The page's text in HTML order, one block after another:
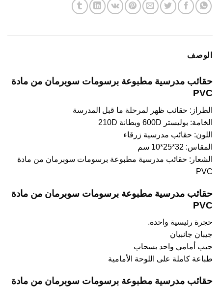
الوصف
حقائب مدرسية مطبوعة برسومات سوبرمان من مادة
PVC
الطراز: حقائب ظهر لمرحلة ما قبل المدرسة
الخامة: بوليستر 600D وبطانة 210D
اللون: حقائب مدرسية زرقاء
المقاس: 32*25*10 سم
الشعار: حقائب مدرسية مطبوعة برسومات سوبرمان من مادة
PVC
حقائب مدرسية مطبوعة برسومات سوبرمان من مادة
PVC
حجرة رئيسية واحدة.
جيبان جانبيان
جيب أمامي واحد بسحاب
طباعة كاملة على اللوحة الأمامية
حقائب مدرسية مطبوعة برسومات سوبرمان من مادة